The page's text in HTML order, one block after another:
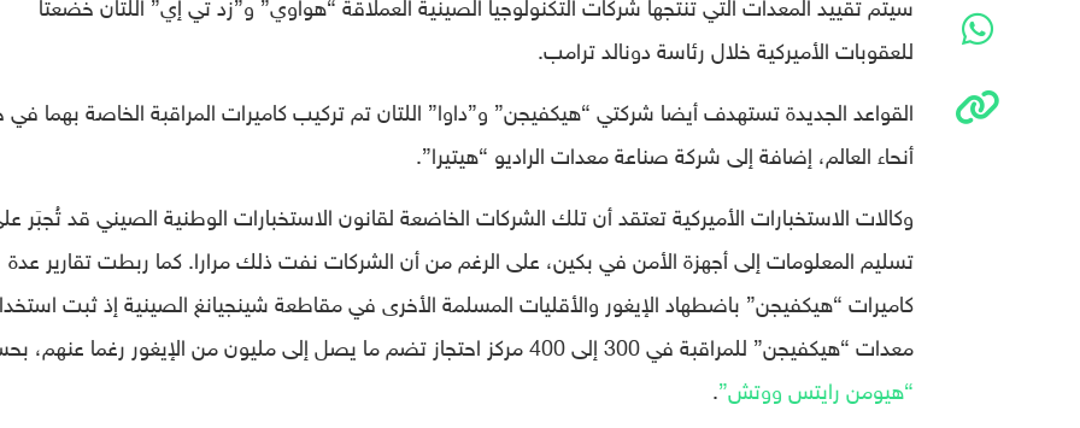
للعقوبات الأميركية خلال رئاسة دونالد ترامب.
القواعد الجديدة تستهدف أيضا شركتي “هيكفيجن” و”داوا” اللتان تم تركيب كاميرات المراقبة الخاصة بهما
أنحاء العالم، إضافة إلى شركة صناعة معدات الراديو “هيتيرا”.
وكالات الاستخبارات الأميركية تعتقد أن تلك الشركات الخاضعة لقانون الاستخبارات الوطنية الصيني قد تُجبَر
تسليم المعلومات إلى أجهزة الأمن في بكين، على الرغم من أن الشركات نفت ذلك مرارا. كما ربطت تقارير عدة
كاميرات “هيكفيجن” باضطهاد الإيغور والأقليات المسلمة الأخرى في مقاطعة شينجيانغ الصينية إذ ثبت
معدات “هيكفيجن” للمراقبة في 300 إلى 400 مركز احتجاز تضم ما يصل إلى مليون من الإيغور رغما عنهم، بحسب
“هيومن رايتس ووتش”.